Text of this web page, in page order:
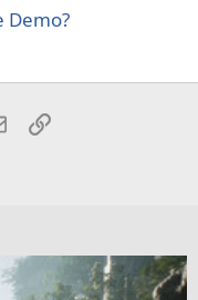
Demo?
E-MailLink